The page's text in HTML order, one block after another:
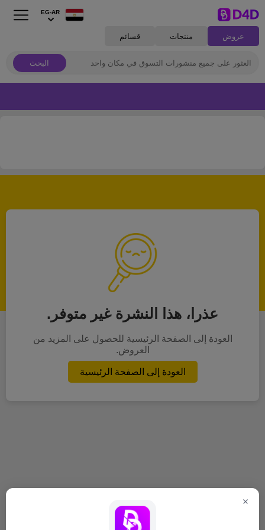
عروض منتجات قسائم
البحث
EG-AR
عذرا، هذا النشرة غير متوفر.
العودة إلى الصفحة الرئيسية للحصول على المزيد من
العروض.
العودة إلى الصفحة الرئيسية